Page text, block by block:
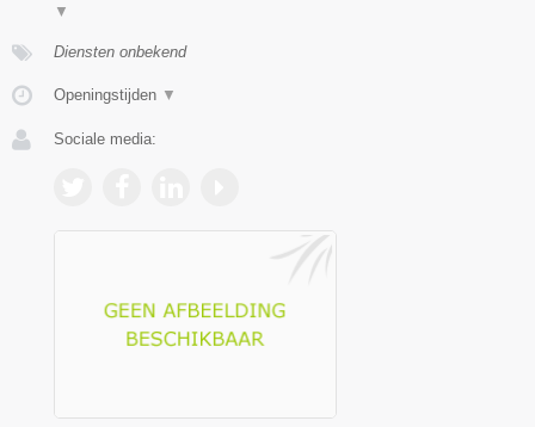
▼
Diensten onbekend
Openingstijden ▼
Sociale media: